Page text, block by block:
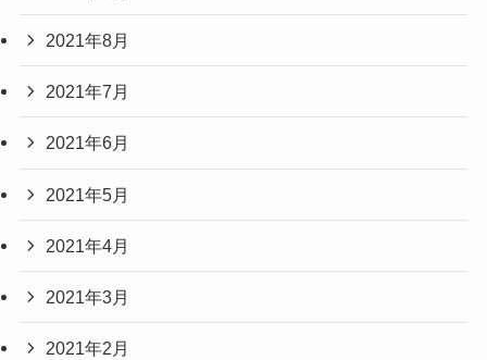
2021年8月
2021年7月
2021年6月
2021年5月
2021年4月
2021年3月
2021年2月